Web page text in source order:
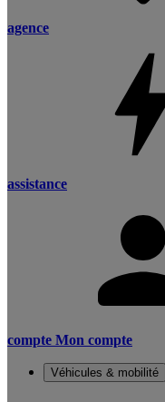
agence
assistance
compte Mon compte
Véhicules & mobilité